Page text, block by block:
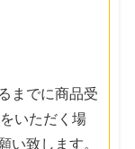
までに商品受
いただく場
い致します。